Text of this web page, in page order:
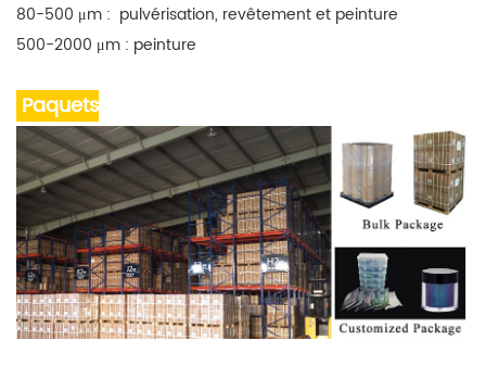
80-500 μm : pulvérisation, revêtement et peinture
500-2000 μm : peinture
Paquets